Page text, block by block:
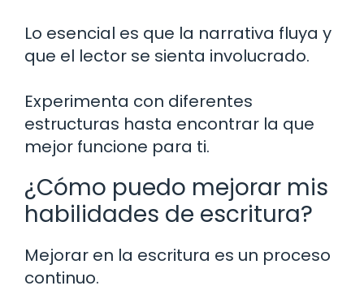
Lo esencial es que la narrativa fluya y
que el lector se sienta involucrado.
Experimenta con diferentes
estructuras hasta encontrar la que
mejor funcione para ti.
¿Cómo puedo mejorar mis
habilidades de escritura?
Mejorar en la escritura es un proceso
continuo.